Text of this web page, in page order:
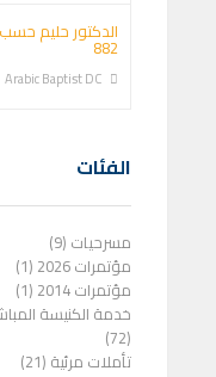
الدكتور حليم
882
Arabic Baptist DC
الفئات
مسرحيات (9)
مؤتمرات 2026 (1)
مؤتمرات 2014 (1)
خدمة الكنيسة
(72)
تأملات مرئية (21)